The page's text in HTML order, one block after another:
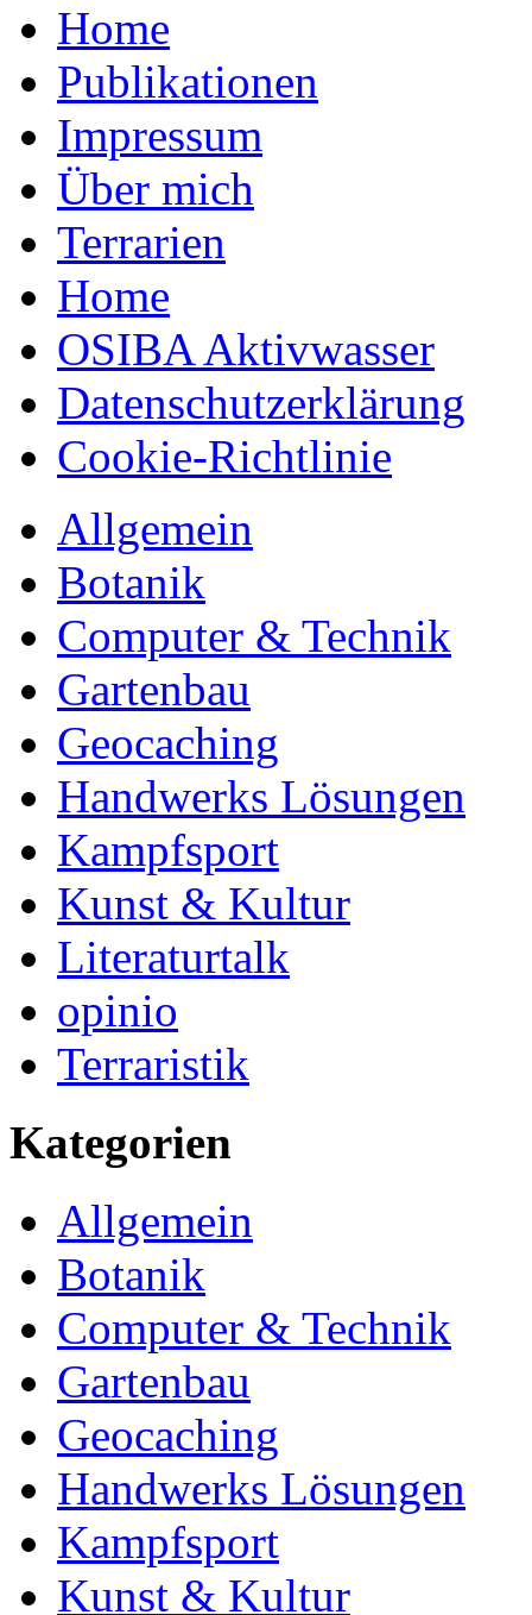
Home
Publikationen
Impressum
Über mich
Terrarien
Home
OSIBA Aktivwasser
Datenschutzerklärung
Cookie-Richtlinie
Allgemein
Botanik
Computer & Technik
Gartenbau
Geocaching
Handwerks Lösungen
Kampfsport
Kunst & Kultur
Literaturtalk
opinio
Terraristik
Kategorien
Allgemein
Botanik
Computer & Technik
Gartenbau
Geocaching
Handwerks Lösungen
Kampfsport
Kunst & Kultur